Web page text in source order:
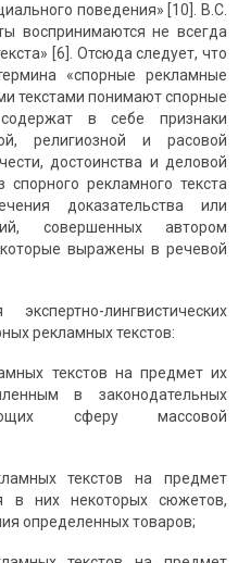
поведения» [10]. В.С.
воспринимаются не всегда
[6]. Отсюда следует, что
«спорные рекламные
текстами понимают спорные
в себе признаки
религиозной и расовой
достоинства и деловой
рекламного текста
доказательства или
совершенных автором
выражены в речевой
лингвистических
рекламных текстов:
текстов на предмет их
в законодательных
сферу массовой
текстов на предмет
в них некоторых сюжетов,
определенных товаров;